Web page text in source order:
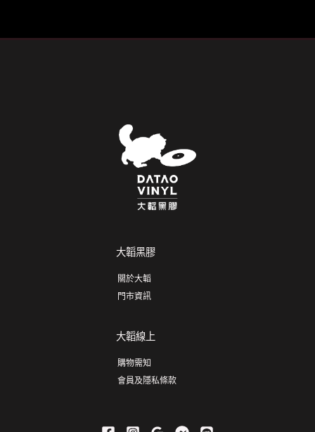
大韜黑膠
關於大韜
門市資訊
大韜線上
購物需知
會員及隱私條款